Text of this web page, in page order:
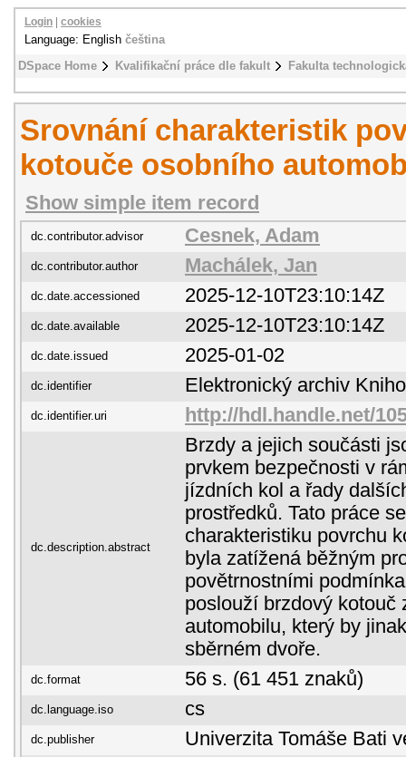
DSpace Home Kvalifikační práce dle fakult Fakulta
Login cookies
Language: English čeština
Srovnání charakteristik
kotouče osobního
Show simple item record
dc.contributor.advisor Cesnek, Adam
dc.contributor.author Machálek, Jan
dc.date.accessioned 2025-12-10T23:10:14Z
dc.date.available 2025-12-10T23:10:14Z
dc.date.issued 2025-01-02
dc.identifier Elektronický archiv
dc.identifier.uri http://hdl.handle.net/
dc.description.abstract
Brzdy a jejich součásti
prvkem bezpečnosti v
jízdních kol a řady
prostředků. Tato práce
charakteristiku povrchu
byla zatížená běžným
povětrnostními
poslouží brzdový kotouč
automobilu, který by
sběrném dvoře.
dc.format 56 s. (61 451 znaků)
dc.language.iso cs
dc.publisher Univerzita Tomáše Bati